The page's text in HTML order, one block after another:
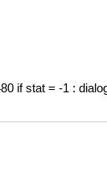
if stat = -1 :